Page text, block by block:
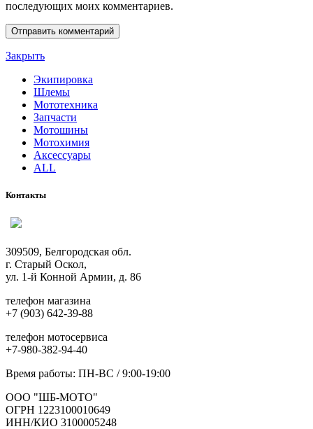
последующих моих комментариев.
Закрыть
Экипировка
Шлемы
Мототехника
Запчасти
Мотошины
Мотохимия
Аксессуары
ALL
Контакты
309509, Белгородская обл.
г. Старый Оскол,
ул. 1-й Конной Армии, д. 86
телефон магазина
+7 (903) 642-39-88
телефон мотосервиса
+7-980-382-94-40
Время работы: ПН-ВС / 9:00-19:00
ООО "ШБ-МОТО"
ОГРН 1223100010649
ИНН/КИО 3100005248